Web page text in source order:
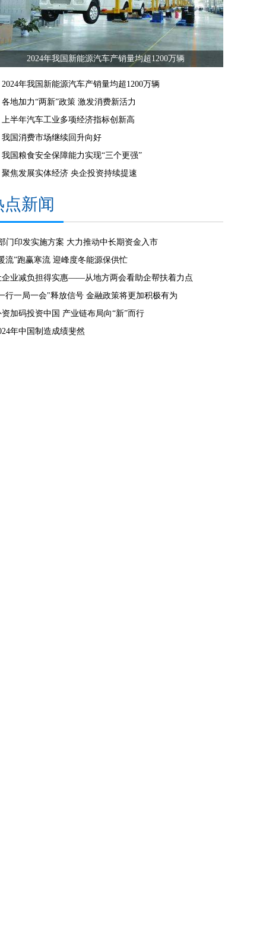
2024年我国新能源汽车产销量均超1200万辆
2024年我国新能源汽车产销量均超1200万辆
各地加力“两新”政策 激发消费新活力
上半年汽车工业多项经济指标创新高
我国消费市场继续回升向好
我国粮食安全保障能力实现“三个更强”
聚焦发展实体经济 央企投资持续提速
点新闻
门印发实施方案 大力推动中长期资金入市
流”跑赢寒流 迎峰度冬能源保供忙
企业减负担得实惠——从地方两会看助企帮扶着力点
行一局一会"释放信号 金融政策将更加积极有为
资加码投资中国 产业链布局向“新”而行
年中国制造成绩斐然